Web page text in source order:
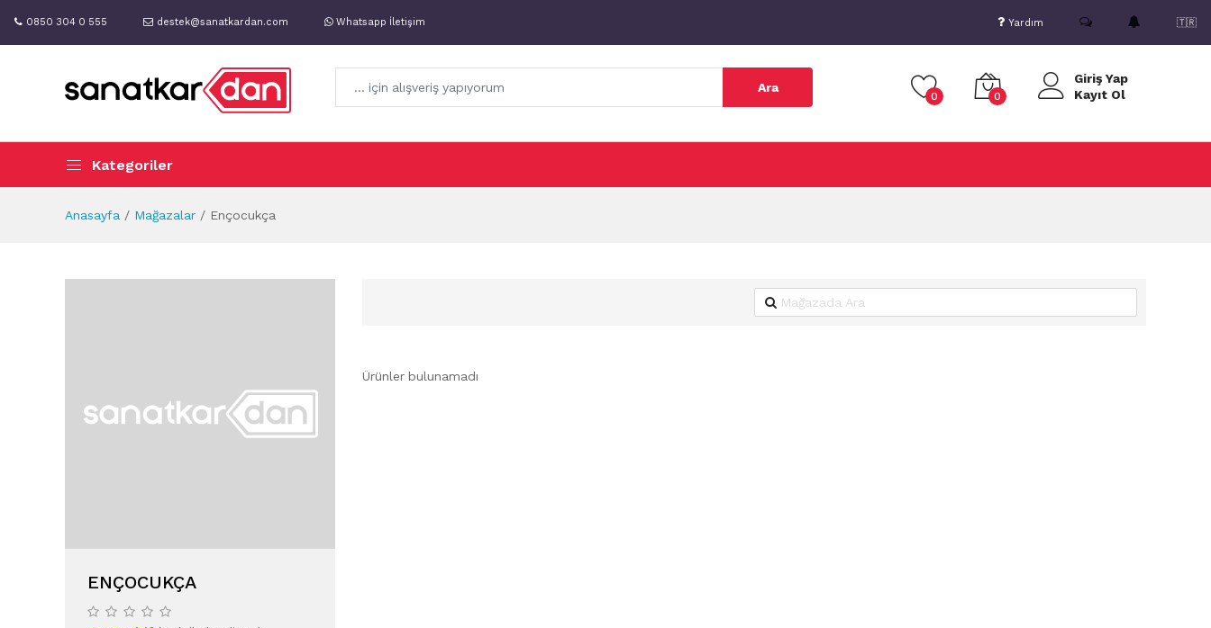
0850 304 0 555 destek@sanatkardan.com Whatsapp İletişim Yardım 🇹🇷
Ara
0 0
Giriş Yap
Kayıt Ol
Kategoriler
Anasayfa Mağazalar Ençocukça
ENÇOCUKÇA
Ürünler bulunamadı